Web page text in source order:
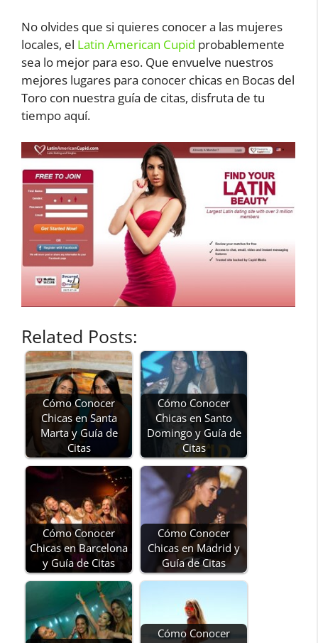
No olvides que si quieres conocer a las mujeres
locales, el Latin American Cupid probablemente
sea lo mejor para eso. Que envuelve nuestros
mejores lugares para conocer chicas en Bocas del
Toro con nuestra guía de citas, disfruta de tu
tiempo aquí.
Related Posts:
Cómo Conocer
Chicas en Santa
Marta y Guía de
Citas
Cómo Conocer
Chicas en Santo
Domingo y Guía de
Citas
Cómo Conocer
Chicas en Barcelona
y Guía de Citas
Cómo Conocer
Chicas en Madrid y
Guía de Citas
Cómo Conocer